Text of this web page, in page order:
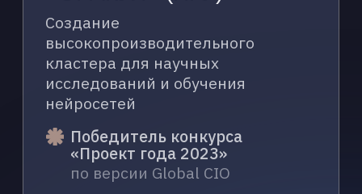
области обработки
персональных данных
даюсогласие
для получения рекомендаций *
Я даюсогласиена обработку
персональных данных и желаю
получать рекламные,
информационные и иные
ОТПРАВИТЬ ЗАЯВКУ